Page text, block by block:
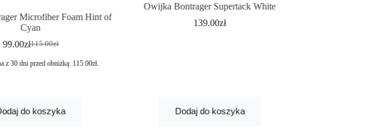
Microfiber Foam Hint of
Cyan
115.00zł
99.00zł
z 30 dni przed obniżką: 115.00zł.
do koszyka
Owijka Bontrager Supertack White
139.00zł
Dodaj do koszyka